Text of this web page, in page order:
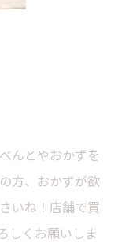
んとやおかずを
方、おかずが欲
いね！店舗で買
しくお願いしま